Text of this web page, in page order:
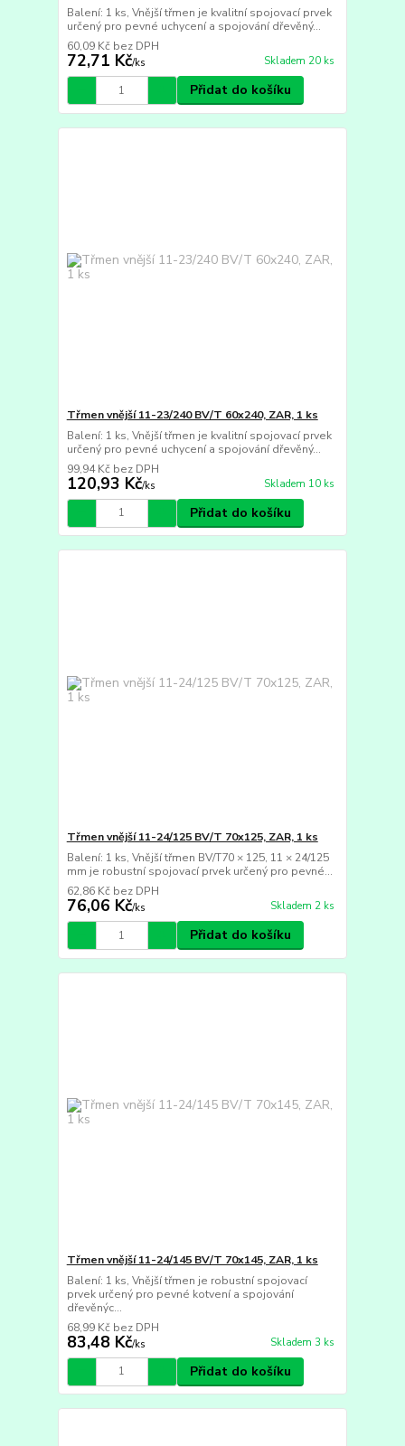
Balení: 1 ks, Vnější třmen je kvalitní spojovací prvek
určený pro pevné uchycení a spojování dřevěný...
72,71 Kč/ks
60,09 Kč bez DPH
Skladem 20 ks
Přidat do košíku
Třmen vnější 11-23/240 BV/T 60x240, ZAR, 1 ks
Balení: 1 ks, Vnější třmen je kvalitní spojovací prvek
určený pro pevné uchycení a spojování dřevěný...
120,93 Kč/ks
99,94 Kč bez DPH
Skladem 10 ks
Přidat do košíku
Třmen vnější 11-24/125 BV/T 70x125, ZAR, 1 ks
Balení: 1 ks, Vnější třmen BV/T70 × 125, 11 × 24/125
mm je robustní spojovací prvek určený pro pevné...
76,06 Kč/ks
62,86 Kč bez DPH
Skladem 2 ks
Přidat do košíku
Třmen vnější 11-24/145 BV/T 70x145, ZAR, 1 ks
Balení: 1 ks, Vnější třmen je robustní spojovací
prvek určený pro pevné kotvení a spojování
dřevěnýc...
83,48 Kč/ks
68,99 Kč bez DPH
Skladem 3 ks
Přidat do košíku